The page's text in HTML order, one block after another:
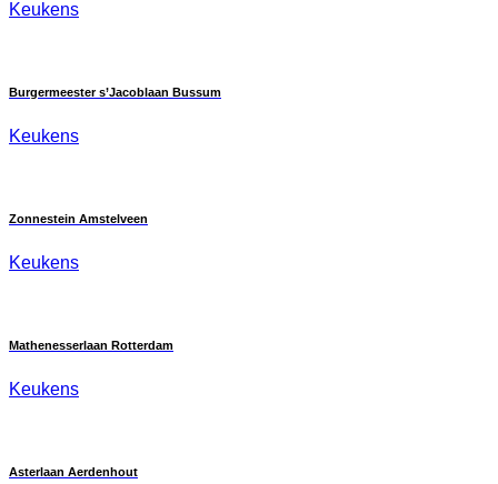
Keukens
Burgermeester s’Jacoblaan Bussum
Keukens
Zonnestein Amstelveen
Keukens
Mathenesserlaan Rotterdam
Keukens
Asterlaan Aerdenhout